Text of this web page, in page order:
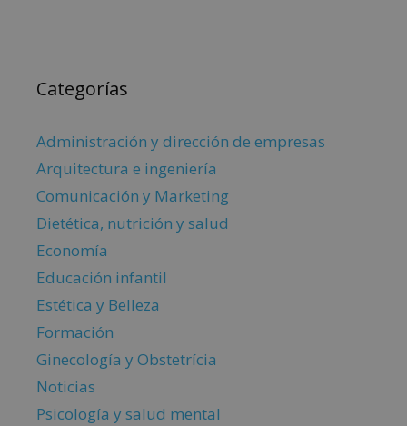
Categorías
Administración y dirección de empresas
Arquitectura e ingeniería
Comunicación y Marketing
Dietética, nutrición y salud
Economía
Educación infantil
Estética y Belleza
Formación
Ginecología y Obstetrícia
Noticias
Psicología y salud mental